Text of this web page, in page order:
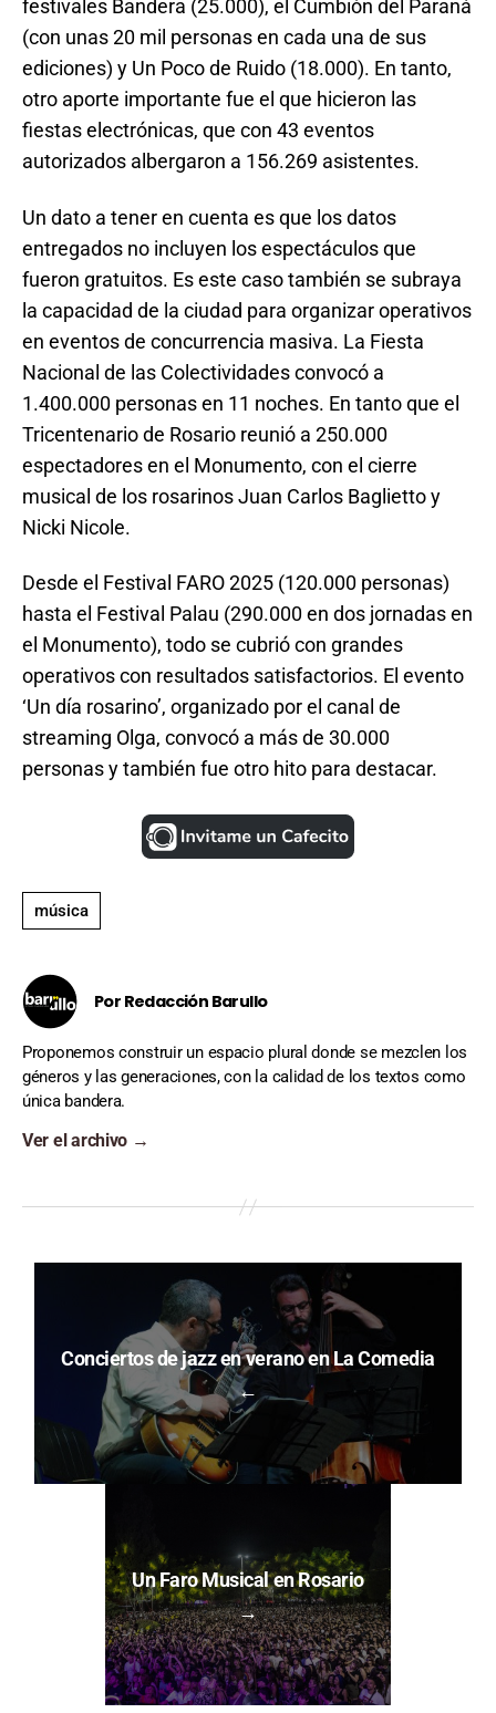
festivales Bandera (25.000), el Cumbión del Paraná
(con unas 20 mil personas en cada una de sus
ediciones) y Un Poco de Ruido (18.000). En tanto,
otro aporte importante fue el que hicieron las
fiestas electrónicas, que con 43 eventos
autorizados albergaron a 156.269 asistentes.
Un dato a tener en cuenta es que los datos
entregados no incluyen los espectáculos que
fueron gratuitos. Es este caso también se subraya
la capacidad de la ciudad para organizar operativos
en eventos de concurrencia masiva. La Fiesta
Nacional de las Colectividades convocó a
1.400.000 personas en 11 noches. En tanto que el
Tricentenario de Rosario reunió a 250.000
espectadores en el Monumento, con el cierre
musical de los rosarinos Juan Carlos Baglietto y
Nicki Nicole.
Desde el Festival FARO 2025 (120.000 personas)
hasta el Festival Palau (290.000 en dos jornadas en
el Monumento), todo se cubrió con grandes
operativos con resultados satisfactorios. El evento
‘Un día rosarino’, organizado por el canal de
streaming Olga, convocó a más de 30.000
personas y también fue otro hito para destacar.
Por Redacción Barullo
Proponemos construir un espacio plural donde se mezclen los
géneros y las generaciones, con la calidad de los textos como
única bandera.
Ver el archivo →
←
Conciertos de jazz en verano en La Comedia
→
Un Faro Musical en Rosario